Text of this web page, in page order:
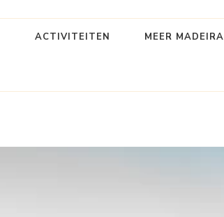
ACTIVITEITEN MEER MADEIRA